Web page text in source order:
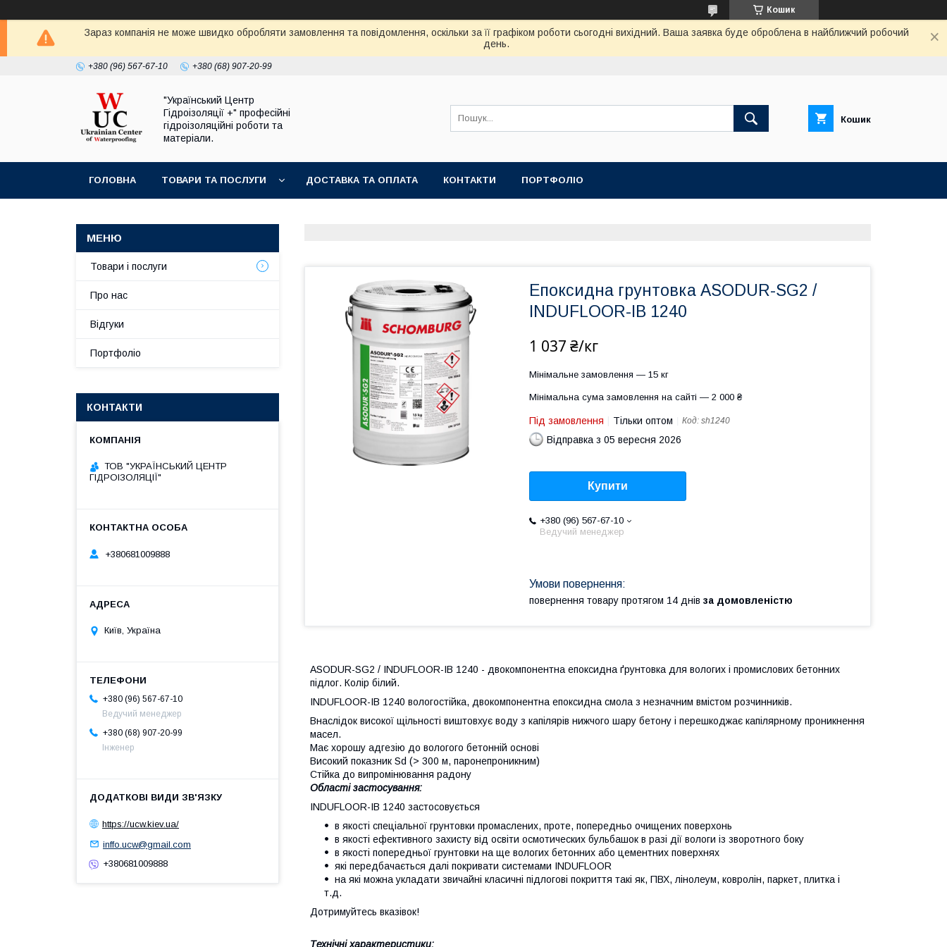
Кошик
Зараз компанія не може швидко обробляти замовлення та повідомлення, оскільки за її графіком роботи сьогодні вихідний. Ваша заявка буде оброблена в найближчий робочий
день.
+380 (96) 567-67-10 +380 (68) 907-20-99
"Український Центр
Гідроізоляції +" професійні
гідроізоляційні роботи та
матеріали.
Кошик
ГОЛОВНА ТОВАРИ ТА ПОСЛУГИ ДОСТАВКА ТА ОПЛАТА КОНТАКТИ ПОРТФОЛІО
Епоксидна грунтовка ASODUR-SG2 /
INDUFLOOR-IB 1240
1 037 ₴/кг
Мінімальне замовлення — 15 кг
Мінімальна сума замовлення на сайті — 2 000 ₴
Під замовлення Тільки оптом Код: sh1240
Відправка з 05 вересня 2026
Купити
+380 (96) 567-67-10
Ведучий менеджер
повернення товару протягом 14 днів за домовленістю
ASODUR-SG2 / INDUFLOOR-IB 1240 - двокомпонентна епоксидна ґрунтовка для вологих і промислових бетонних
підлог. Колір білий.
INDUFLOOR-IB 1240 вологостійка, двокомпонентна епоксидна смола з незначним вмістом розчинників.
Внаслідок високої щільності виштовхує воду з капілярів нижчого шару бетону і перешкоджає капілярному проникнення
масел.
Має хорошу адгезію до вологого бетонній основі
Високий показник Sd (> 300 м, паронепроникним)
Стійка до випромінювання радону
Області застосування:
INDUFLOOR-IB 1240 застосовується
в якості спеціальної грунтовки промаслених, проте, попередньо очищених поверхонь
в якості ефективного захисту від освіти осмотических бульбашок в разі дії вологи із зворотного боку
в якості попередньої грунтовки на ще вологих бетонних або цементних поверхнях
які передбачається далі покривати системами INDUFLOOR
на які можна укладати звичайні класичні підлогові покриття такі як, ПВХ, лінолеум, ковролін, паркет, плитка і
т.д.
Дотримуйтесь вказівок!
Технічні характеристики:
Товари і послуги
Про нас
Відгуки
Портфоліо
КОНТАКТИ
ТОВ "УКРАЇНСЬКИЙ ЦЕНТР
ГІДРОІЗОЛЯЦІЇ"
+380681009888
Київ, Україна
+380 (96) 567-67-10
Ведучий менеджер
+380 (68) 907-20-99
Інженер
https://ucw.kiev.ua/
inffo.ucw@gmail.com
+380681009888